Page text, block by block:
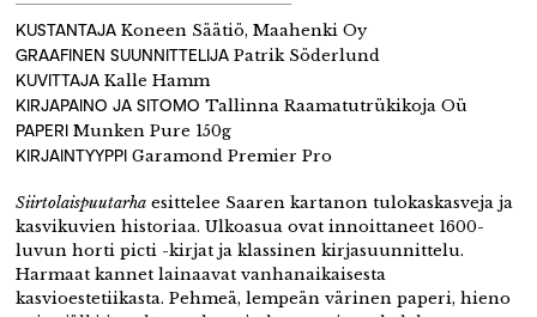
KUSTANTAJA Koneen Säätiö, Maahenki Oy
GRAAFINEN SUUNNITTELIJA Patrik Söderlund
KUVITTAJA Kalle Hamm
KIRJAPAINO JA SITOMO Tallinna Raamatutrükikoja Oü
PAPERI Munken Pure 150g
KIRJAINTYYPPI Garamond Premier Pro
Siirtolaispuutarha esittelee Saaren kartanon tulokaskasveja ja
kasvikuvien historiaa. Ulkoasua ovat innoittaneet 1600-
luvun horti picti -kirjat ja klassinen kirjasuunnittelu.
Harmaat kannet lainaavat vanhanaikaisesta
kasvioestetiikasta. Pehmeä, lempeän värinen paperi, hieno